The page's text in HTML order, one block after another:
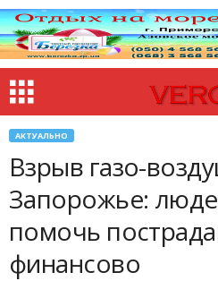
АКТУАЛЬНО
Взрыв газо-
Запорожье:
помочь
финансово